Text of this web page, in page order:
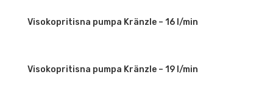
Visokopritisna pumpa Kränzle – 16 l/min
Visokopritisna pumpa Kränzle – 19 l/min